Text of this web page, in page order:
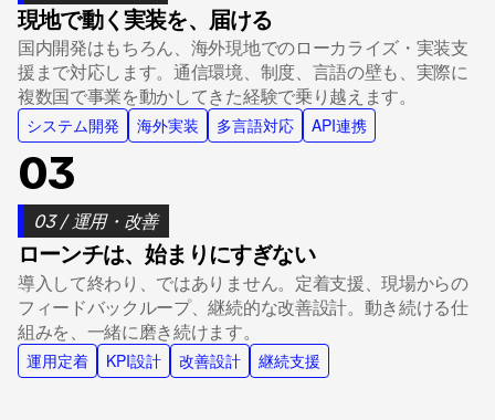
現地で動く実装を、届ける
国内開発はもちろん、海外現地でのローカライズ・実装支
援まで対応します。通信環境、制度、言語の壁も、実際に
複数国で事業を動かしてきた経験で乗り越えます。
システム開発
海外実装 多言語対応 API連携
03
03 / 運用・改善
ローンチは、始まりにすぎない
導入して終わり、ではありません。定着支援、現場からの
フィードバックループ、継続的な改善設計。動き続ける仕
組みを、一緒に磨き続けます。
運用定着
KPI設計 改善設計 継続支援